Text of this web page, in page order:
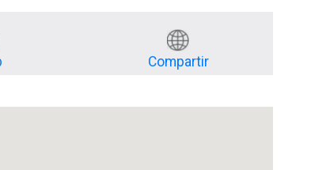
Compartir